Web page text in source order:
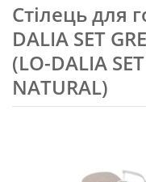
Стілець для
DALIA SET
(LO-DALIA
NATURAL)